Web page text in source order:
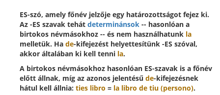
ES-szó, amely főnév jelzője egy határozottságot fejez ki.
Az -ES szavak tehát determinánsok -- hasonlóan a
birtokos névmásokhoz -- és nem használhatunk la
melletük. Ha de-kifejezést helyettesítünk -ES szóval,
akkor általában ki kell tenni la.
A birtokos névmásokhoz hasonlóan ES-szavak is a főnév
előtt állnak, míg az azonos jelentésű de-kifejezésnek
hátul kell állnia: ties libro = la libro de tiu (persono).